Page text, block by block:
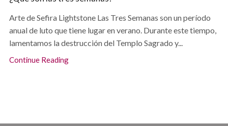
Arte de Sefira Lightstone Las Tres Semanas son un período
anual de luto que tiene lugar en verano. Durante este tiempo,
lamentamos la destrucción del Templo Sagrado y...
Continue Reading